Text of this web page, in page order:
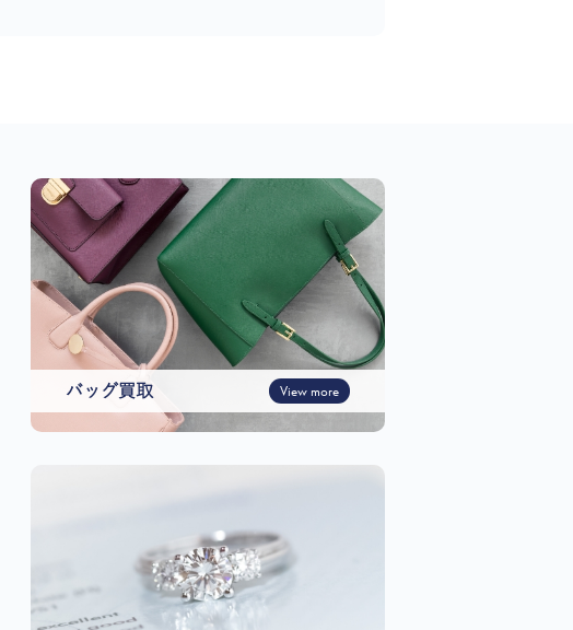
バッグ買取 View more